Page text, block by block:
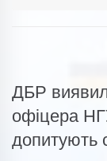
ДБР
офіцера
допитують